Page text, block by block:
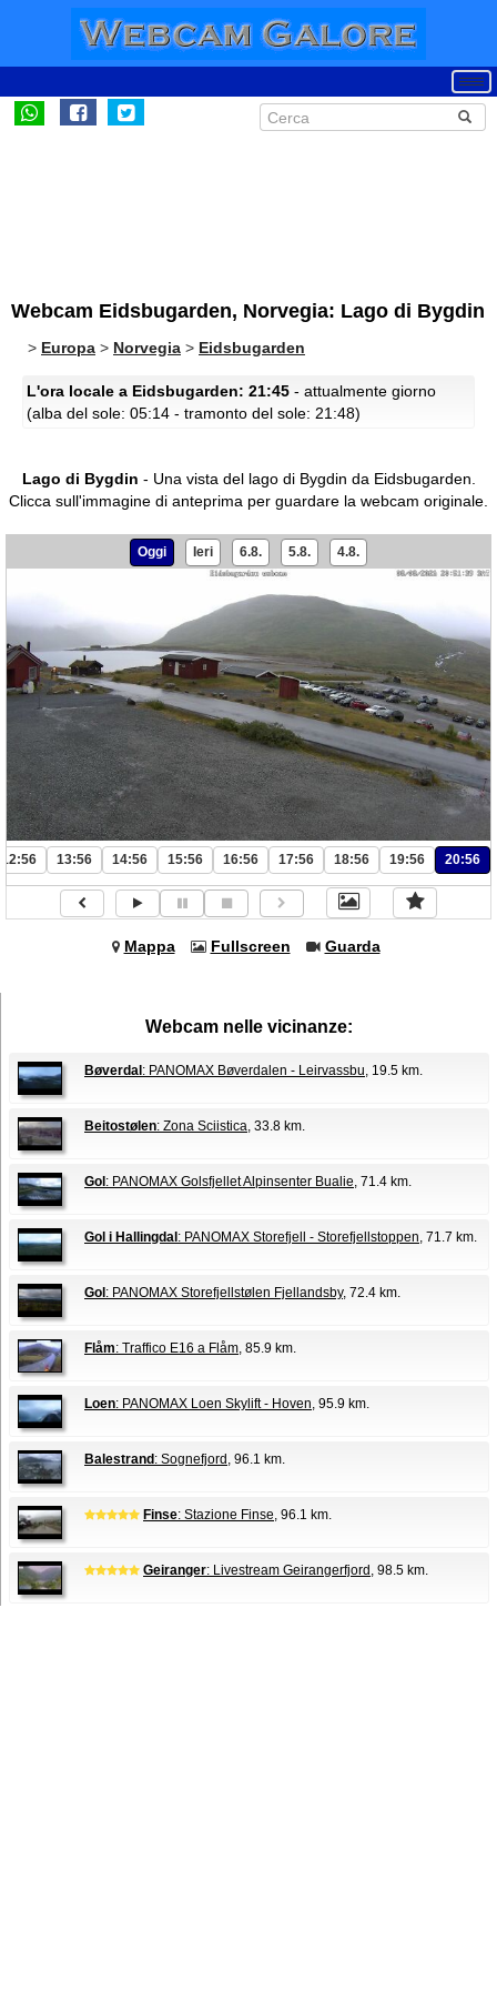
Webcam Eidsbugarden, Norvegia: Lago di Bygdin
> Europa > Norvegia > Eidsbugarden
L'ora locale a Eidsbugarden: 21:45 - attualmente giorno
(alba del sole: 05:14 - tramonto del sole: 21:48)
Lago di Bygdin - Una vista del lago di Bygdin da Eidsbugarden.
Clicca sull'immagine di anteprima per guardare la webcam originale.
Oggi Ieri 6.8. 5.8. 4.8.
12:56 13:56 14:56 15:56 16:56 17:56 18:56 19:56 20:56
Mappa Fullscreen Guarda
Webcam nelle vicinanze:
Bøverdal : PANOMAX Bøverdalen - Leirvassbu, 19.5 km.
Beitostølen: Zona Sciistica, 33.8 km.
Gol : PANOMAX Golsfjellet Alpinsenter Bualie, 71.4 km.
Gol i Hallingdal : PANOMAX Storefjell - Storefjellstoppen, 71.7 km.
Gol : PANOMAX Storefjellstølen Fjellandsby, 72.4 km.
Flåm: Traffico E16 a Flåm, 85.9 km.
Loen: PANOMAX Loen Skylift - Hoven, 95.9 km.
Balestrand : Sognefjord , 96.1 km.
Finse: Stazione Finse, 96.1 km.
Geiranger: Livestream Geirangerfjord , 98.5 km.